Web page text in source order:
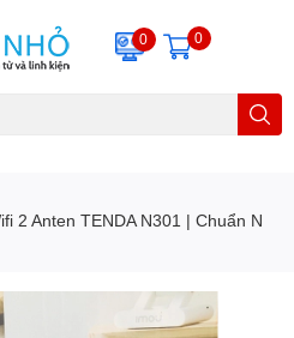
0 0
2 Anten TENDA N301 | Chuẩn N